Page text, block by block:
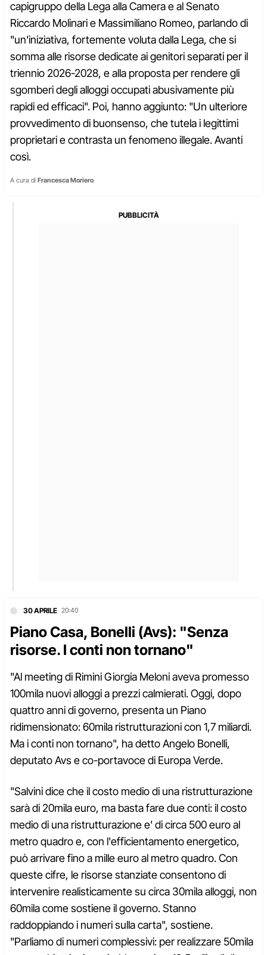
capigruppo della Lega alla Camera e al Senato
Riccardo Molinari e Massimiliano Romeo, parlando di
"un'iniziativa, fortemente voluta dalla Lega, che si
somma alle risorse dedicate ai genitori separati per il
triennio 2026-2028, e alla proposta per rendere gli
sgomberi degli alloggi occupati abusivamente più
rapidi ed efficaci". Poi, hanno aggiunto: "Un ulteriore
provvedimento di buonsenso, che tutela i legittimi
proprietari e contrasta un fenomeno illegale. Avanti
così.
A cura di Francesca Moriero
30 APRILE 20:40
Piano Casa, Bonelli (Avs): "Senza
risorse. I conti non tornano"
"Al meeting di Rimini Giorgia Meloni aveva promesso
100mila nuovi alloggi a prezzi calmierati. Oggi, dopo
quattro anni di governo, presenta un Piano
ridimensionato: 60mila ristrutturazioni con 1,7 miliardi.
Ma i conti non tornano", ha detto Angelo Bonelli,
deputato Avs e co-portavoce di Europa Verde.
"Salvini dice che il costo medio di una ristrutturazione
sarà di 20mila euro, ma basta fare due conti: il costo
medio di una ristrutturazione e' di circa 500 euro al
metro quadro e, con l'efficientamento energetico,
può arrivare fino a mille euro al metro quadro. Con
queste cifre, le risorse stanziate consentono di
intervenire realisticamente su circa 30mila alloggi, non
60mila come sostiene il governo. Stanno
raddoppiando i numeri sulla carta", sostiene.
"Parliamo di numeri complessivi: per realizzare 50mila